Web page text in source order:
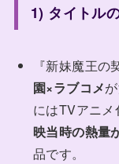
1) タイトル
『新妹魔王の
園×ラブコメ
にはTVアニメ
映当時の熱量
品です。